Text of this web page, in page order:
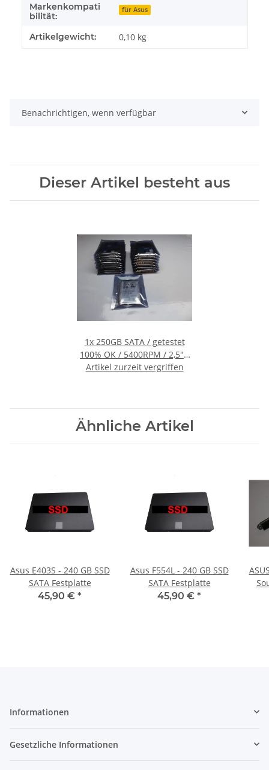
Markenkompati
bilität:
für Asus
Artikelgewicht: 0,10 kg
Benachrichtigen, wenn verfügbar
Dieser Artikel besteht aus
1x 250GB SATA / getestet
100% OK / 5400RPM / 2,5" /
9,5mm #2000.29
Artikel zurzeit vergriffen
Ähnliche Artikel
Asus E403S - 240 GB SSD
SATA Festplatte
45,90 € *
Asus F554L - 240 GB SSD
SATA Festplatte
45,90 € *
Informationen
Gesetzliche Informationen